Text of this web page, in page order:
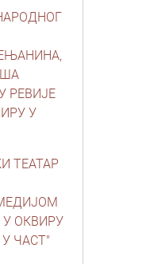
РЕВИЈЕ
У
ТЕАТАР
У ОКВИРУ
ЧАСТ"